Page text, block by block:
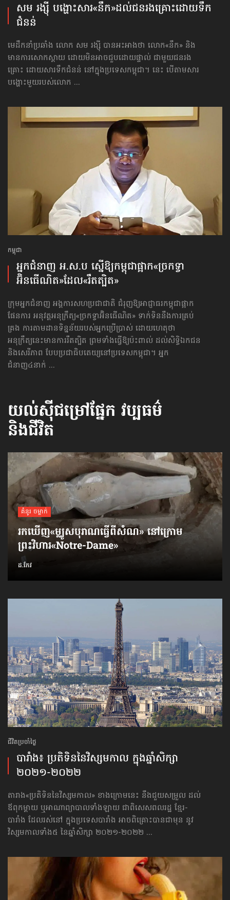
សម រង្ស៊ី បង្ហោះ​សារ​​«នឹក»​​ដល់​ជន​​រងគ្រោះ​​ដោយ​ទឹក
ជំនន់
មេដឹកនាំប្រឆាំង លោក សម រង្ស៊ី បានអះអាងថា លោក«នឹក» និង
មានការសោកស្ដាយ ដោយមិនអាចជួបដោយផ្ទាល់ ជាមួយជនរង
គ្រោះ ដោយសារទឹកជំនន់ នៅក្នុងប្រទេសកម្ពុជា។ នេះ បើតាមសារ
បង្ហោះមួយ​របស់លោក ...
កម្ពុជា
​អ្នកជំនាញ អ.ស.ប ស្នើឱ្យកម្ពុជា​ផ្អាក​«ច្រកទ្វា​
អ៊ិនធើណិត»​ដែល​«រឹតត្បិត»
ក្រុមអ្នកជំនាញ អង្គការសហប្រជាជាតិ ជំរុញឱ្យអាជ្ញាធរកម្ពុជាផ្អាក
ផែនការ អនុវត្តអនុក្រឹត្យ«ច្រកទ្វា​អ៊ិនធើណិត» ទាក់ទិននឹងការគ្រប់
គ្រង ការតាមដានទិន្នន័យរបស់អ្នកប្រើប្រាស់ ដោយហេតុថា
អនុក្រឹត្យនេះមានការរឹតត្បិត ​ព្រមទាំងធ្វើឱ្យប៉ះពាល់ ដល់សិទ្ធិឯកជន
និងសេរីភាព បែបប្រជាធិបតេយ្យនៅប្រទេសកម្ពុជា។ អ្នក
ជំនាញ៤នាក់ ...
យល់ស៊ីជម្រៅផ្នែក វប្បធម៌
និងជីវិត
គំនូរ ចម្លាក់
រកឃើញ​«ម្ឈូសបុរាណ​ធ្វើពី​សំណ» នៅក្រោម
ព្រះវិហារ​«Notre-Dame»
ដ.កែវ
ជីវិតប្រចាំថ្ងៃ
បារាំង៖ ប្រតិទិន​​នៃវិស្សមកាល ក្នុងឆ្នាំសិក្សា
២០២១-២០២២
តារាង​«ប្រតិទិន​​នៃវិស្សមកាល» ខាងក្រោមនេះ នឹងជួយសម្រួល ដល់
ឪពុកម្ដាយ ឬអាណាព្យាបាល​ទាំងឡាយ ជាពិសេសពលរដ្ឋ ខ្មែរ-
បារាំង ដែលរស់នៅ ក្នុងប្រទេសបារាំង អាចពិគ្រោះបាន​ជាមុន នូវ
វិស្សមកាល​ទាំង៥ នៃឆ្នាំសិក្សា ២០២១-២០២២ ...